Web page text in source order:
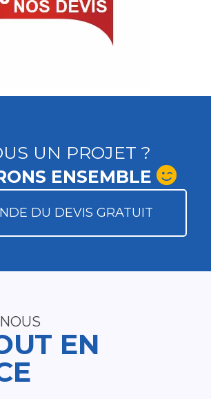
UN PROJET ?
ENSEMBLE
DU DEVIS GRATUIT
EN